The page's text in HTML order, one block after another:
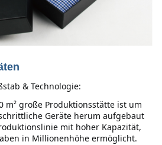
& Technologie:
m² große Produktionsstätte ist um
Geräte herum aufgebaut
mit hoher Kapazität,
in Millionenhöhe ermöglicht.